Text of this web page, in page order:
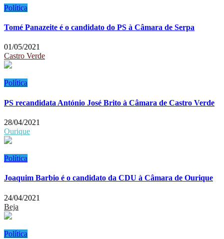
Política
Tomé Panazeite é o candidato do PS à Câmara de Serpa
01/05/2021
Castro Verde
Política
PS recandidata António José Brito à Câmara de Castro Verde
28/04/2021
Ourique
Política
Joaquim Barbio é o candidato da CDU à Câmara de Ourique
24/04/2021
Beja
Política